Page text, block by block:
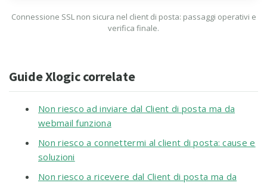
Connessione SSL non sicura nel client di posta: passaggi operativi e
verifica finale.
Guide Xlogic correlate
Non riesco ad inviare dal Client di posta ma da
webmail funziona
Non riesco a connettermi al client di posta: cause e
soluzioni
Non riesco a ricevere dal Client di posta ma da